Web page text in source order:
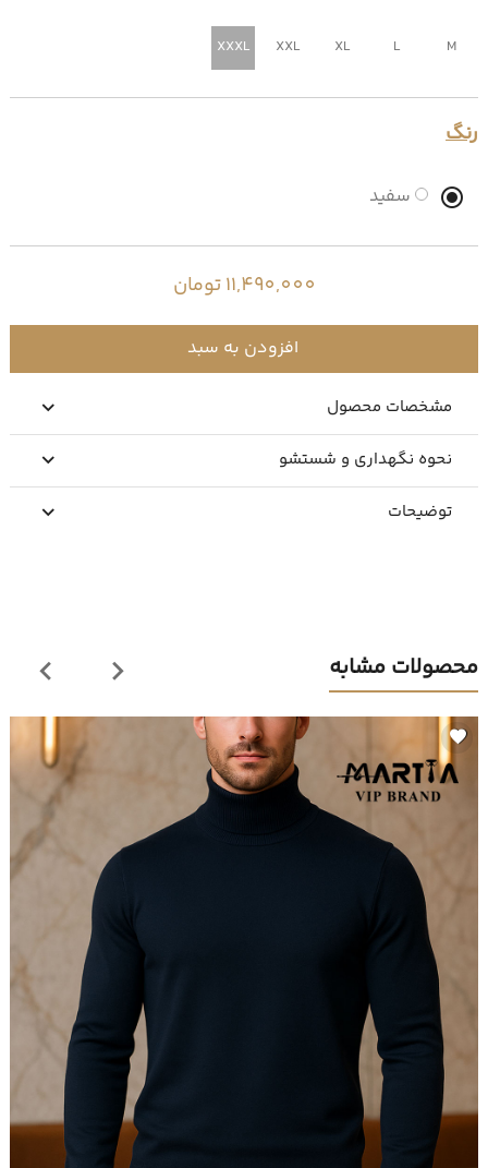
M
L
XL
XXL
XXXL
رنگ
سفید
11,490,000 تومان
افزودن به سبد
مشخصات محصول
نحوه نگهداری و شستشو
توضیحات
محصولات مشابه